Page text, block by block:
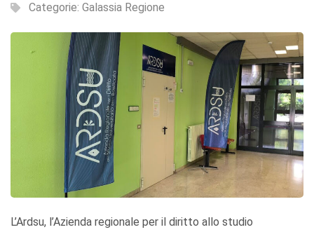
Categorie: Galassia Regione
L’Ardsu, l’Azienda regionale per il diritto allo studio